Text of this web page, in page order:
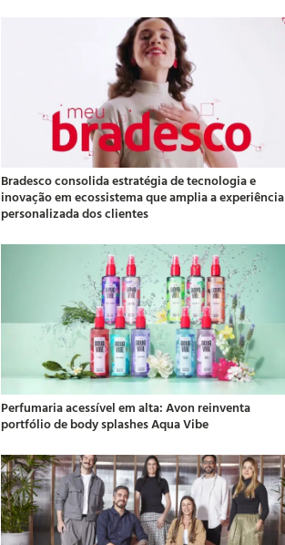
Bradesco consolida estratégia de tecnologia e
inovação em ecossistema que amplia a experiência
personalizada dos clientes
Perfumaria acessível em alta: Avon reinventa
portfólio de body splashes Aqua Vibe